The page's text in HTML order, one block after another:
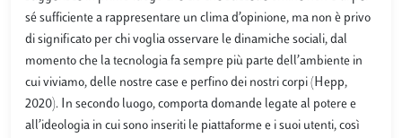
sé sufficiente a rappresentare un clima d’opinione, ma non è privo
di significato per chi voglia osservare le dinamiche sociali, dal
momento che la tecnologia fa sempre più parte dell’ambiente in
cui viviamo, delle nostre case e perfino dei nostri corpi (Hepp,
2020). In secondo luogo, comporta domande legate al potere e
all’ideologia in cui sono inseriti le piattaforme e i suoi utenti, così